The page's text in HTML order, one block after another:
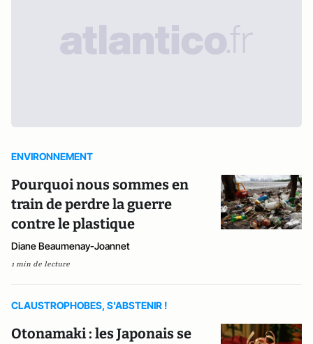
ENVIRONNEMENT
Pourquoi nous sommes en
train de perdre la guerre
contre le plastique
Diane Beaumenay-Joannet
1 min de lecture
CLAUSTROPHOBES, S'ABSTENIR !
Otonamaki : les Japonais se